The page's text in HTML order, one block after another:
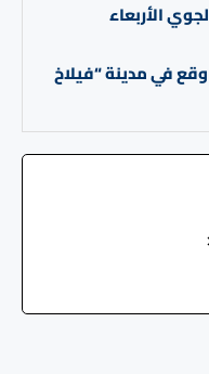
الأربعاء
في مدينة “فيلاخ